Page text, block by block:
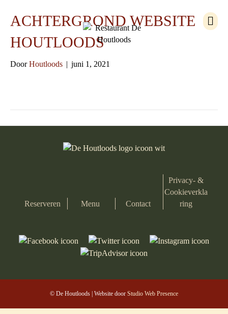
M
e
ACHTERGROND WEBSITE
HOUTLOODS
DoorHoutloods | juni 1, 2021
Reserveren Menu Contact
Privacy- &
Cookieverkla
ring
© De Houtloods | Website door Studio Web Presence